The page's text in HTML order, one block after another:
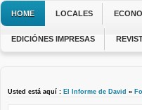
HOME LOCALES
EDICIÓNES IMPRESAS
Usted está aquí : El Informe de David »